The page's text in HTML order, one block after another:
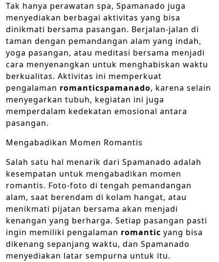
Tak hanya perawatan spa, Spamanado juga
menyediakan berbagai aktivitas yang bisa
dinikmati bersama pasangan. Berjalan-jalan di
taman dengan pemandangan alam yang indah,
yoga pasangan, atau meditasi bersama menjadi
cara menyenangkan untuk menghabiskan waktu
berkualitas. Aktivitas ini memperkuat
pengalaman romanticspamanado, karena selain
menyegarkan tubuh, kegiatan ini juga
memperdalam kedekatan emosional antara
pasangan.
Mengabadikan Momen Romantis
Salah satu hal menarik dari Spamanado adalah
kesempatan untuk mengabadikan momen
romantis. Foto-foto di tengah pemandangan
alam, saat berendam di kolam hangat, atau
menikmati pijatan bersama akan menjadi
kenangan yang berharga. Setiap pasangan pasti
ingin memiliki pengalaman romantic yang bisa
dikenang sepanjang waktu, dan Spamanado
menyediakan latar sempurna untuk itu.